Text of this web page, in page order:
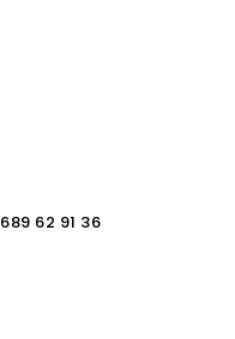
689 62 91 36